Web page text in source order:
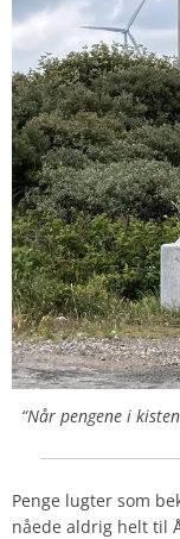
“Når pengene i
Penge lugter som
nåede aldrig helt til